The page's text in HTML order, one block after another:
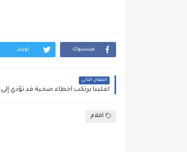
فيسبوك تويتر
المقال التالي
افلام